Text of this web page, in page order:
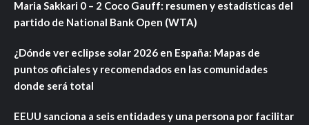
Maria Sakkari 0 – 2 Coco Gauff: resumen y estadísticas del
partido de National Bank Open (WTA)
¿Dónde ver eclipse solar 2026 en España: Mapas de
puntos oficiales y recomendados en las comunidades
donde será total
EEUU sanciona a seis entidades y una persona por facilitar